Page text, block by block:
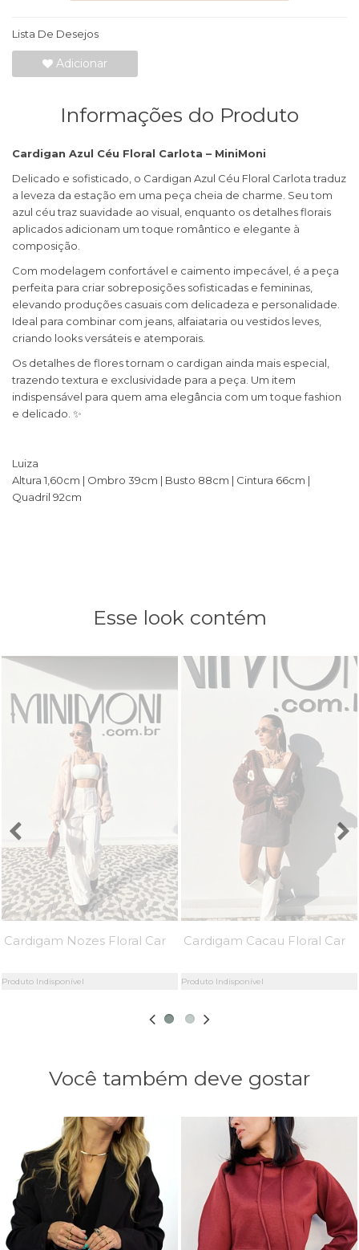
Lista De Desejos
Adicionar
Informações do Produto
Cardigan Azul Céu Floral Carlota – MiniMoni
Delicado e sofisticado, o Cardigan Azul Céu Floral Carlota traduz
a leveza da estação em uma peça cheia de charme. Seu tom
azul céu traz suavidade ao visual, enquanto os detalhes florais
aplicados adicionam um toque romântico e elegante à
composição.
Com modelagem confortável e caimento impecável, é a peça
perfeita para criar sobreposições sofisticadas e femininas,
elevando produções casuais com delicadeza e personalidade.
Ideal para combinar com jeans, alfaiataria ou vestidos leves,
criando looks versáteis e atemporais.
Os detalhes de flores tornam o cardigan ainda mais especial,
trazendo textura e exclusividade para a peça. Um item
indispensável para quem ama elegância com um toque fashion
e delicado. ✨
Luiza
Altura 1,60cm | Ombro 39cm | Busto 88cm | Cintura 66cm |
Quadril 92cm
Esse look contém
Produto Indisponível Produto Indisponível
Você também deve gostar